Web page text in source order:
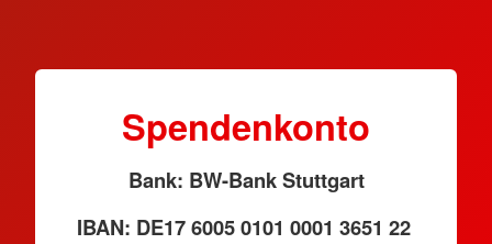
Spendenkonto
Bank: BW-Bank Stuttgart
IBAN: DE17 6005 0101 0001 3651 22